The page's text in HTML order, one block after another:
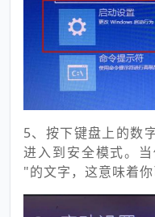
5、按下键盘上的数
进入到安全模式。
"的文字，这意味着你